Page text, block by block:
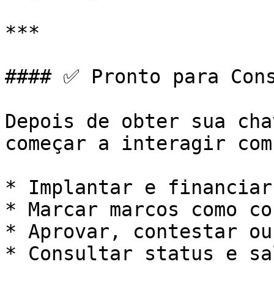
***
#### ✅ Pronto para
Depois de obter sua
começar a interagir
* Implantar e
* Marcar marcos como
* Aprovar, contestar
* Consultar status e